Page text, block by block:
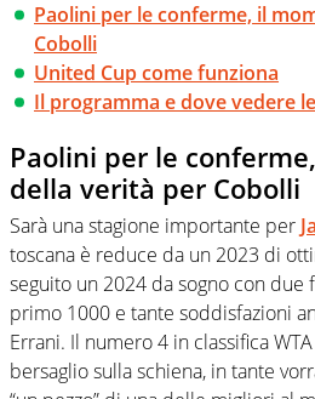
Paolini per le conferme, il
Cobolli
United Cup come funziona
Il programma e dove vedere
Paolini per le
della verità per Cobolli
Sarà una stagione importante per
toscana è reduce da un 2023 di
seguito un 2024 da sogno con due
primo 1000 e tante soddisfazioni
Errani. Il numero 4 in classifica
bersaglio sulla schiena, in tante